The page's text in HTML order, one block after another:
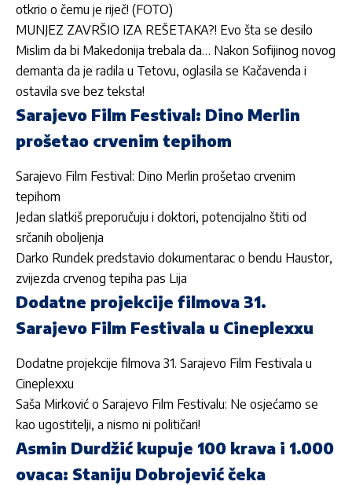
otkrio o čemu je riječ! (FOTO)
MUNJEZ ZAVRŠIO IZA REŠETAKA?! Evo šta se desilo
Mislim da bi Makedonija trebala da… Nakon Sofijinog novog
demanta da je radila u Tetovu, oglasila se Kačavenda i
ostavila sve bez teksta!
Sarajevo Film Festival: Dino Merlin
prošetao crvenim tepihom
Sarajevo Film Festival: Dino Merlin prošetao crvenim
tepihom
Jedan slatkiš preporučuju i doktori, potencijalno štiti od
srčanih oboljenja
Darko Rundek predstavio dokumentarac o bendu Haustor,
zvijezda crvenog tepiha pas Lija
Dodatne projekcije filmova 31.
Sarajevo Film Festivala u Cineplexxu
Dodatne projekcije filmova 31. Sarajevo Film Festivala u
Cineplexxu
Saša Mirković o Sarajevo Film Festivalu: Ne osjećamo se
kao ugostitelji, a nismo ni političari!
Asmin Durdžić kupuje 100 krava i 1.000
ovaca: Staniju Dobrojević čeka